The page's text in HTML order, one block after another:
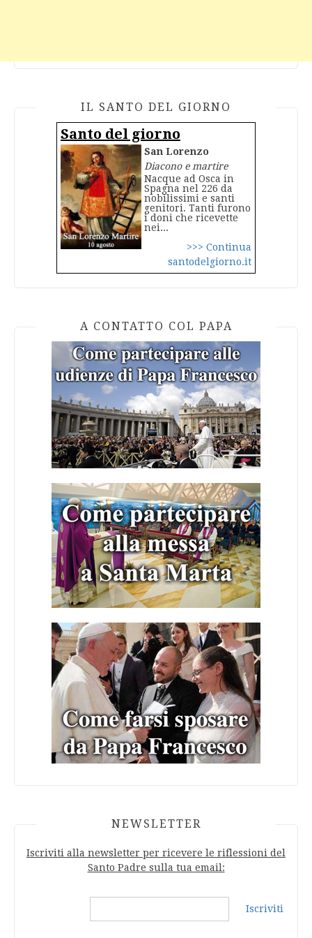
IL SANTO DEL GIORNO
Santo del giorno
San Lorenzo
Diacono e martire
Nacque ad Osca in
Spagna nel 226 da
nobilissimi e santi
genitori. Tanti furono
i doni che ricevette
nei...
>>> Continua
santodelgiorno.it
A CONTATTO COL PAPA
NEWSLETTER
Iscriviti alla newsletter per ricevere le riflessioni del
Santo Padre sulla tua email:
Iscriviti